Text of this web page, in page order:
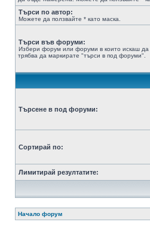
Търси по автор:
Можете да ползвайте * като маска.
Търси във форуми:
Избери форум или форуми в които искаш
трябва да маркирате "търси в под форуми".
Търсене в под форуми:
Сортирай по:
Лимитирай резултатите:
Начало форум